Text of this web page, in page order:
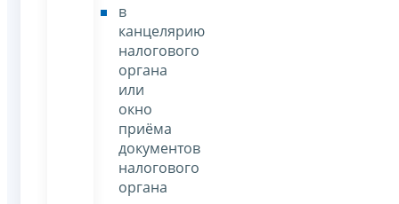
в
канцелярию
налогового
органа
или
окно
приёма
документов
налогового
органа